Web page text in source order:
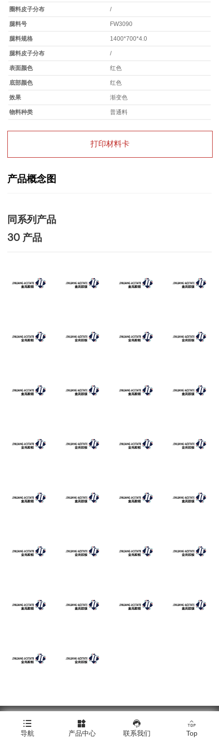
圈料皮子分布 /
腿料号 FW3090
腿料规格 1400*700*4.0
腿料皮子分布 /
表面颜色 红色
底部颜色 红色
效果 渐变色
物料种类 普通料
打印材料卡
产品概念图
同系列产品
30 产品
Copyright © 浙江金亮塑料胶板有限公司
Click here to download all product images.|技术支持：橙树网络

导航

产品中心

联系我们

Top